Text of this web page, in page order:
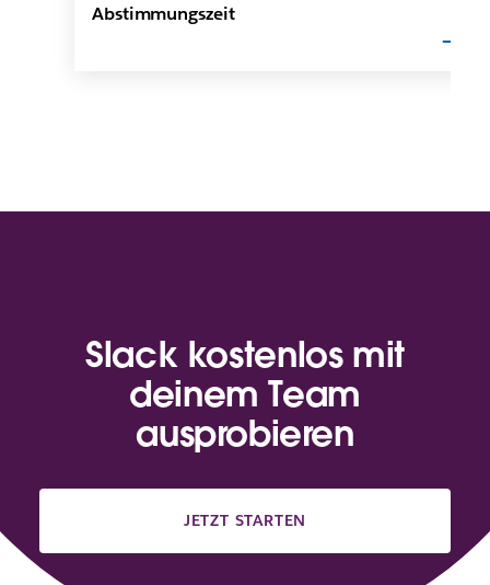
Abstimmungszeit
Slack kostenlos mit
deinem Team
ausprobieren
JETZT STARTEN